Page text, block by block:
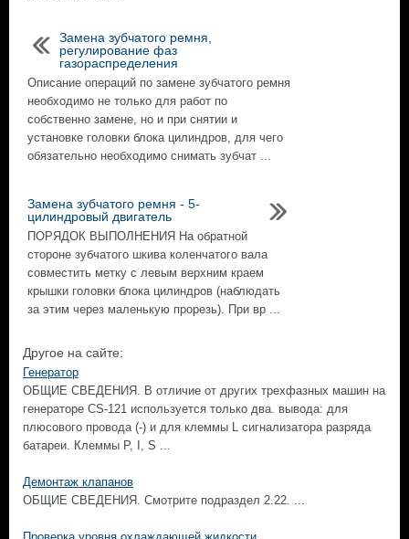
Замена зубчатого ремня,
регулирование фаз
газораспределения
Описание операций по замене зубчатого ремня
необходимо не только для работ по
собственно замене, но и при снятии и
установке головки блока цилиндров, для чего
обязательно необходимо снимать зубчат ...
Замена зубчатого ремня - 5-
цилиндровый двигатель
ПОРЯДОК ВЫПОЛНЕНИЯ На обратной
стороне зубчатого шкива коленчатого вала
совместить метку с левым верхним краем
крышки головки блока цилиндров (наблюдать
за этим через маленькую прорезь). При вр ...
Другое на сайте:
Генератор
ОБЩИЕ СВЕДЕНИЯ. В отличие от других трехфазных машин на
генераторе CS-121 используется только два. вывода: для
плюсового провода (-) и для клеммы L сигнализатора разряда
батареи. Клеммы Р, I, S ...
Демонтаж клапанов
ОБЩИЕ СВЕДЕНИЯ. Смотрите подраздел 2.22. ...